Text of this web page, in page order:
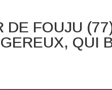
DE FOUJU
QUI